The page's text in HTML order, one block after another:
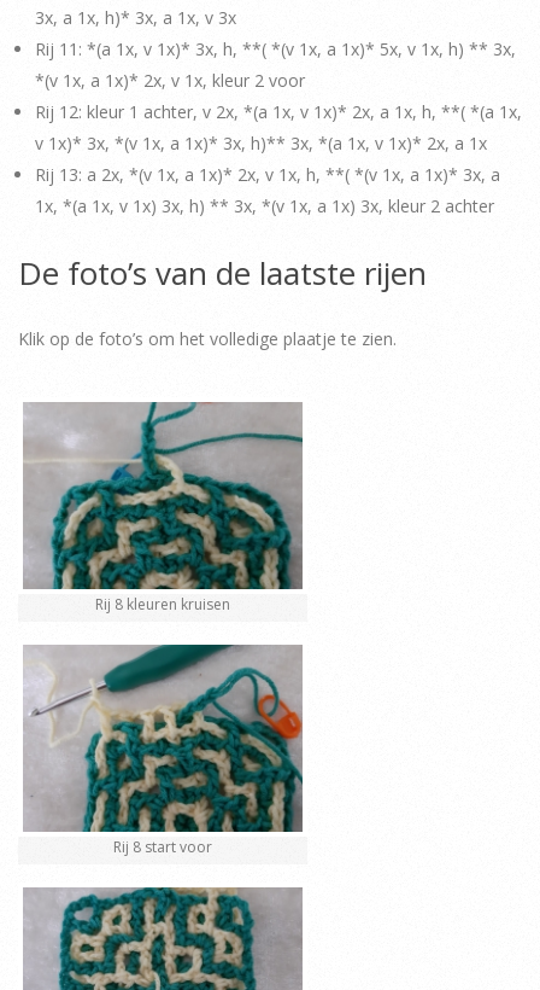
3x, a 1x, h)* 3x, a 1x, v 3x
Rij 11: *(a 1x, v 1x)* 3x, h, **( *(v 1x, a 1x)* 5x, v 1x, h) ** 3x,
*(v 1x, a 1x)* 2x, v 1x, kleur 2 voor
Rij 12: kleur 1 achter, v 2x, *(a 1x, v 1x)* 2x, a 1x, h, **( *(a 1x,
v 1x)* 3x, *(v 1x, a 1x)* 3x, h)** 3x, *(a 1x, v 1x)* 2x, a 1x
Rij 13: a 2x, *(v 1x, a 1x)* 2x, v 1x, h, **( *(v 1x, a 1x)* 3x, a
1x, *(a 1x, v 1x) 3x, h) ** 3x, *(v 1x, a 1x) 3x, kleur 2 achter
De foto’s van de laatste rijen
Klik op de foto’s om het volledige plaatje te zien.
Rij 8 kleuren kruisen
Rij 8 start voor